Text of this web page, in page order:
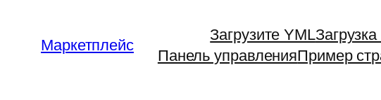
Маркетплейс
Загрузите YML
Панель управленияПример